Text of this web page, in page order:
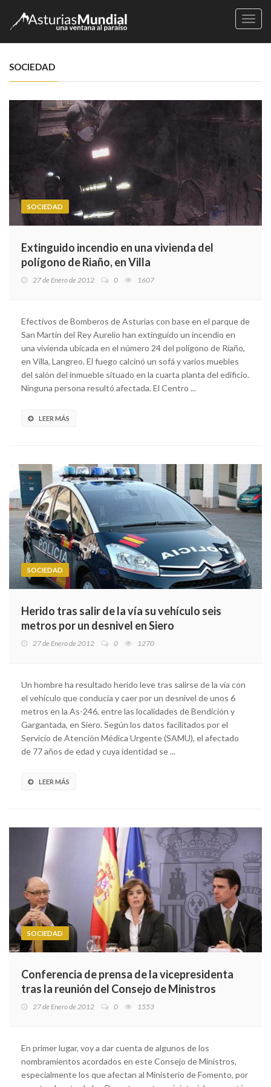
SOCIEDAD
SOCIEDAD
Extinguido incendio en una vivienda del
polígono de Riaño, en Villa
27 de Enero de 2012 0 1607
Efectivos de Bomberos de Asturias con base en el parque de
San Martín del Rey Aurelio han extinguido un incendio en
una vivienda ubicada en el número 24 del polígono de Riaño,
en Villa, Langreo. El fuego calcinó un sofá y varios muebles
del salón del inmueble situado en la cuarta planta del edificio.
Ninguna persona resultó afectada. El Centro ...
LEER MÁS
SOCIEDAD
Herido tras salir de la vía su vehículo seis
metros por un desnivel en Siero
27 de Enero de 2012 0 1270
Un hombre ha resultado herido leve tras salirse de la vía con
el vehículo que conducía y caer por un desnivel de unos 6
metros en la As-246, entre las localidades de Bendición y
Gargantada, en Siero. Según los datos facilitados por el
Servicio de Atención Médica Urgente (SAMU), el afectado
de 77 años de edad y cuya identidad se ...
LEER MÁS
SOCIEDAD
Conferencia de prensa de la vicepresidenta
tras la reunión del Consejo de Ministros
27 de Enero de 2012 0 1553
En primer lugar, voy a dar cuenta de algunos de los
nombramientos acordados en este Consejo de Ministros,
especialmente los que afectan al Ministerio de Fomento, por